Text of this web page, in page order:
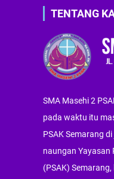
TENTANG
SMA Masehi 2
pada waktu itu
PSAK Semarang
naungan Yayasan
(PSAK)